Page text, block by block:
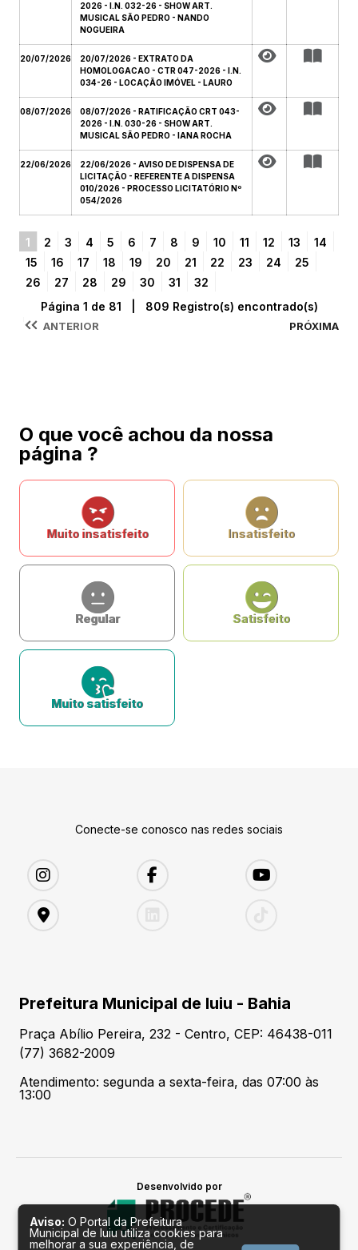
2026 - I.N. 032-26 - SHOW ART.
MUSICAL SÃO PEDRO - NANDO
NOGUEIRA
20/07/2026
20/07/2026 - EXTRATO DA
HOMOLOGACAO - CTR 047-2026 - I.N.
034-26 - LOCAÇÃO IMÓVEL - LAURO
08/07/2026
08/07/2026 - RATIFICAÇÃO CRT 043-
2026 - I.N. 030-26 - SHOW ART.
MUSICAL SÃO PEDRO - IANA ROCHA
22/06/2026
22/06/2026 - AVISO DE DISPENSA DE
LICITAÇÃO - REFERENTE A DISPENSA
010/2026 - PROCESSO LICITATÓRIO Nº
054/2026
1 2 3 4 5 6 7 8 9 10 11 12 13
14
15
16 17 18 19 20 21 22 23 24
25
26
27 28 29 30 31 32
ANTERIOR
Página 1 de 81 | 809 Registro(s) encontrado(s)
PRÓXIMA
O que você achou da nossa
página ?
Muito insatisfeito Insatisfeito
Regular Satisfeito
Muito satisfeito
Conecte-se conosco nas redes sociais
Prefeitura Municipal de Iuiu - Bahia
Praça Abílio Pereira, 232 - Centro, CEP: 46438-011
(77) 3682-2009
Atendimento: segunda a sexta-feira, das 07:00 às
13:00
Desenvolvido por
Aviso: O Portal da Prefeitura
Municipal de Iuiu utiliza cookies para
melhorar a sua experiência, de